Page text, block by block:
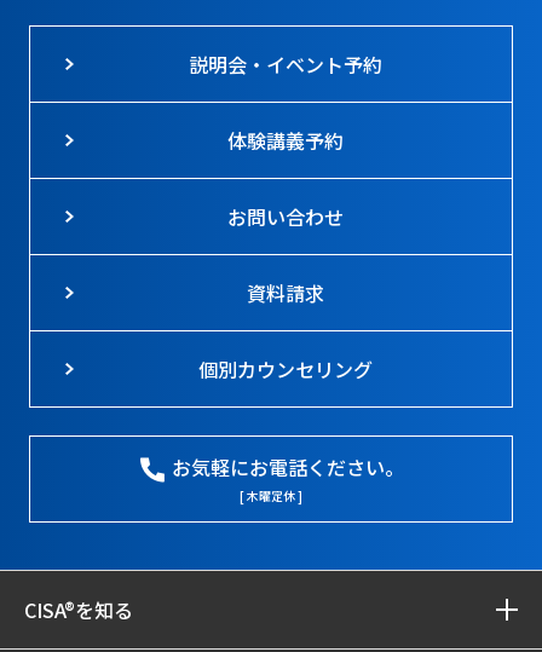
説明会・イベント予約
体験講義予約
お問い合わせ
資料請求
個別カウンセリング
お気軽にお電話ください。
[ 木曜定休 ]
CISA®を知る